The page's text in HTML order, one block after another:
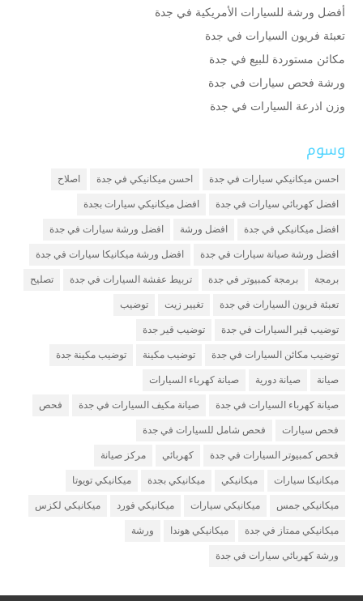
أفضل ورشة للسيارات الأمريكية في جدة
تعبئة فريون السيارات في جدة
مكائن مستوردة للبيع في جدة
ورشة فحص سيارات في جدة
وزن اذرعة السيارات في جدة
وسوم
احسن ميكانيكي سيارات في جدة احسن ميكانيكي في جدة اصلاح
افضل كهربائي سيارات في جدة افضل ميكانيكي سيارات بجدة
افضل ميكانيكي في جدة افضل ورشة افضل ورشة سيارات في جدة
افضل ورشة صيانة سيارات في جدة افضل ورشة ميكانيكا سيارات في جدة
برمجة برمجة كمبيوتر في جدة تربيط عفشة السيارات في جدة تصليح
تعبئة فريون السيارات في جدة تغيير زيت توضيب
توضيب قير السيارات في جدة توضيب قير جدة
توضيب مكائن السيارات في جدة توضيب مكينة توضيب مكينة جدة
صيانة صيانة دورية صيانة كهرباء السيارات
صيانة كهرباء السيارات في جدة صيانة مكيف السيارات في جدة فحص
فحص سيارات فحص شامل للسيارات في جدة
فحص كمبيوتر السيارات في جدة كهربائي مركز صيانة
ميكانيكا سيارات ميكانيكي ميكانيكي بجدة ميكانيكي تويوتا
ميكانيكي جمس ميكانيكي سيارات ميكانيكي فورد ميكانيكي لكزس
ميكانيكي ممتاز في جدة ميكانيكي هوندا ورشة
ورشة كهربائي سيارات في جدة